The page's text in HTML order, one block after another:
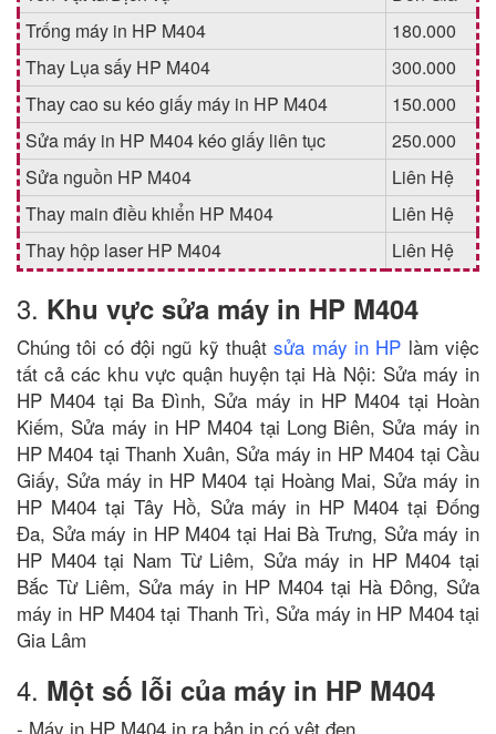
Trống máy in HP M404
180.000
Thay Lụa sấy HP M404
300.000
Thay cao su kéo giấy máy in HP M404
150.000
Sửa máy in HP M404 kéo giấy liên tục
250.000
Sửa nguồn HP M404
Liên Hệ
Thay main điều khiển HP M404
Liên Hệ
Thay hộp laser HP M404
Liên Hệ
3. Khu vực sửa máy in HP M404
Chúng tôi có đội ngũ kỹ thuậtsửa máy in HP làm việc
tất cả các khu vực quận huyện tại Hà Nội: Sửa máy in
HP M404 tại Ba Đình, Sửa máy in HP M404 tại Hoàn
Kiếm, Sửa máy in HP M404 tại Long Biên, Sửa máy in
HP M404 tại Thanh Xuân, Sửa máy in HP M404 tại Cầu
Giấy, Sửa máy in HP M404 tại Hoàng Mai, Sửa máy in
HP M404 tại Tây Hồ, Sửa máy in HP M404 tại Đống
Đa, Sửa máy in HP M404 tại Hai Bà Trưng, Sửa máy in
HP M404 tại Nam Từ Liêm, Sửa máy in HP M404 tại
Bắc Từ Liêm, Sửa máy in HP M404 tại Hà Đông, Sửa
máy in HP M404 tại Thanh Trì, Sửa máy in HP M404 tại
Gia Lâm
4. Một số lỗi của máy in HP M404
- Máy in HP M404 in ra bản in có vệt đen